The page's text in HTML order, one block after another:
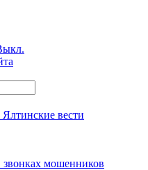
вести
звонках мошенников